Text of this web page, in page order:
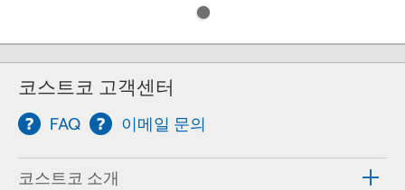
코스트코 고객센터
FAQ 이메일 문의
코스트코 소개